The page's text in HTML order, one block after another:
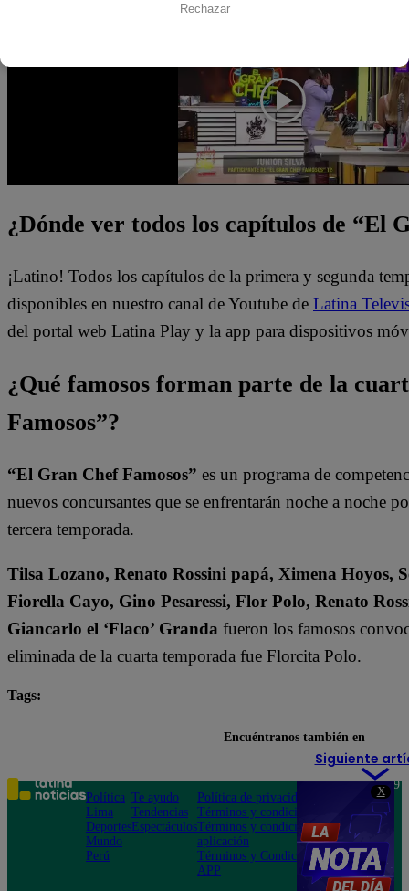
X
uno abandonará la competencia permanentemente.
¿Dónde ver todos los capítulos de “El
¡Latino! Todos los capítulos de la primera y segunda
disponibles en nuestro canal de Youtube de Latina
del portal web Latina Play y la app para dispositivos
¿Qué famosos forman parte de la
Famosos”?
“El Gran Chef Famosos” es un programa de
nuevos concursantes que se enfrentarán noche a noche
tercera temporada.
Tilsa Lozano, Renato Rossini papá, Ximena Hoyos,
Fiorella Cayo, Gino Pesaressi, Flor Polo, Renato
Giancarlo el ‘Flaco’ Granda fueron los famosos
eliminada de la cuarta temporada fue Florcita Polo.
Tags:
Siguiente
Rechazar
Encuéntranos también en
Política
Lima
Deportes
Mundo
Perú
Te ayudo
Tendencias
Espectáculos
Política de privacidad
Términos y condiciones
Términos y condiciones
aplicación
Términos y Condiciones
APP
Teléfono: 219
Av. San
Felipe 968
Jesús María